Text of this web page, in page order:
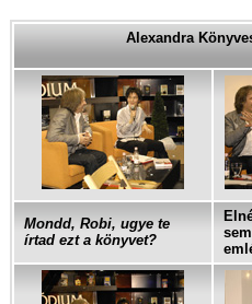
Alexandra
Mondd, Robi, ugye te
írtad ezt a könyvet?